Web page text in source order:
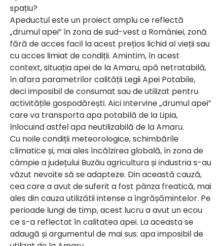
spațiu?
Apeductul este un proiect amplu ce reflectă
„drumul apei” în zona de sud-vest a României, zonă
fără de acces facil la acest prețios lichid al vieții sau
cu acces limiat de condiții. Amintim, în acest
context, situația apei de la Amaru, apă netratabilă,
în afara parametrilor calității Legii Apei Potabile,
deci imposibil de consumat sau de utilizat pentru
activitățile gospodărești. Aici intervine „drumul apei”
care va transporta apa potabilă de la Lipia,
înlocuind astfel apa neutilizabilă de la Amaru.
Cu noile condiții meteorologice, schimbările
climatice și, mai ales încălzirea globală, în zona de
câmpie a județului Buzău agricultura și industria s-au
văzut nevoite să se adapteze. Din această cauză,
cea care a avut de suferit a fost pânza freatică, mai
ales din cauza utilizătii intense a îngrășămintelor. Pe
perioade lungi de timp, acest lucru a avut un ecou
ce s-a reflectat în calitatea apei. La aceasta se
adaugă și argumentul de mai sus: apa imposibil de